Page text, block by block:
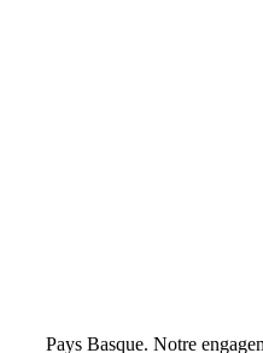
Pays Basque. Notre